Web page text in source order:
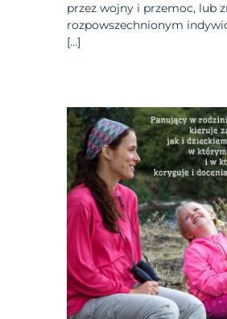
przez wojny i przemoc, lub
rozpowszechnionym
[…]